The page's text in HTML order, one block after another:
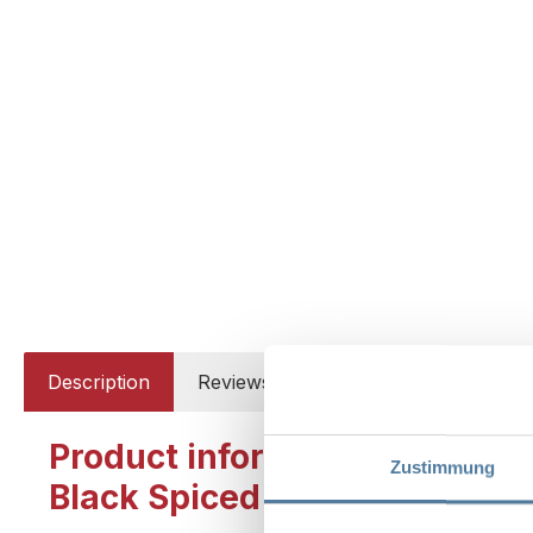
Zustimmung
Description Reviews
Product information "The
Black Spiced 0,7l 40% Vol."